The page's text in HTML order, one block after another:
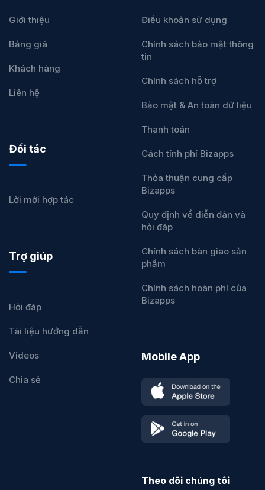
Giới thiệu
Bảng giá
Khách hàng
Liên hệ
Đối tác
Lời mời hợp tác
Trợ giúp
Hỏi đáp
Tài liệu hướng dẫn
Videos
Chia sẻ
Điều khoản sử dụng
Chính sách bảo mật thông
tin
Chính sách hỗ trợ
Bảo mật & An toàn dữ liệu
Thanh toán
Cách tính phí Bizapps
Thỏa thuận cung cấp
Bizapps
Quy định về diễn đàn và
hỏi đáp
Chính sách bàn giao sản
phẩm
Chính sách hoàn phí của
Bizapps
Mobile App
Theo dõi chúng tôi